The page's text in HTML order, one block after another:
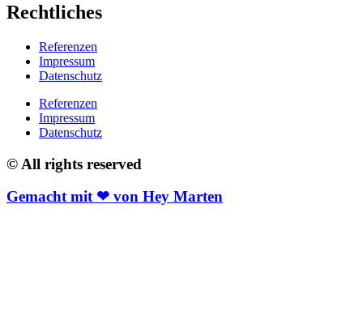
Rechtliches
Referenzen
Impressum
Datenschutz
Referenzen
Impressum
Datenschutz
© All rights reserved
Gemacht mit ❤ von Hey Marten